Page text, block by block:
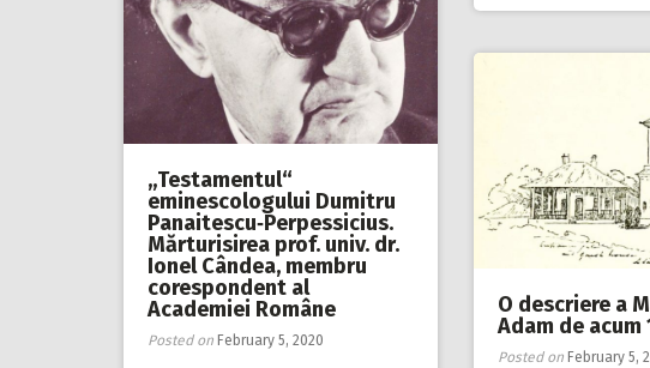
„Testamentul“
eminescologului Dumitru
Panaitescu‑Perpessicius.
Mărturisirea prof. univ. dr.
Ionel Cândea, membru
corespondent al
Academiei Române
Posted on February 5, 2020
O descriere a
Adam de acum
Posted on February 5,